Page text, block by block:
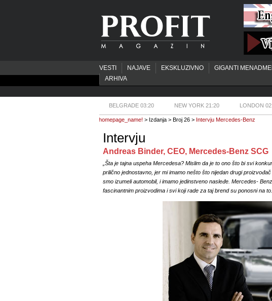
VESTI NAJAVE EKSKLUZIVNO GIGANTI
ARHIVA
BELGRADE 03:20 NEW YORK 21:20 LONDON
homepage_name! > Izdanja > Broj 26 > Intervju Mercedes-Benz
Intervju
Andreas Binder, CEO, Mercedes-Benz SCG
„Šta je tajna uspeha Mercedesa? Mislim da je to ono što bi svi
prilično jednostavno, jer mi imamo nešto što nijedan drugi
smo izumeli automobil, i imamo jedinstveno nasleđe. Mercedes-
fascinantnim proizvodima i svi koji rade za taj brend su ponosni na